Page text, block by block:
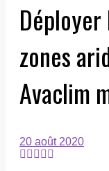
Déployer
zones
Avaclim
20 août 2020